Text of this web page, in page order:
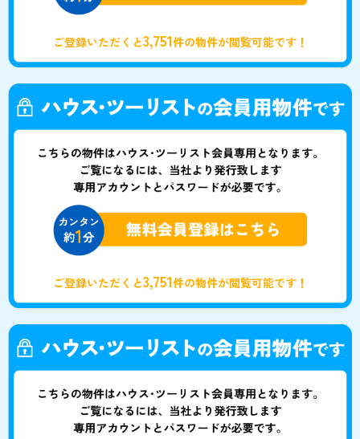
ご登録いただくと3,751件の物件が閲覧可能です！
ご登録いただくと3,751件の物件が閲覧可能です！